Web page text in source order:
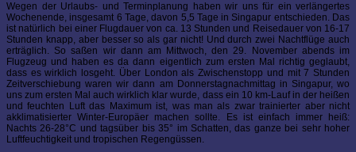
Wegen der Urlaubs- und Terminplanung haben wir uns für ein verlängertes
Wochenende, insgesamt 6 Tage, davon 5,5 Tage in Singapur entschieden. Das
ist natürlich bei einer Flugdauer von ca. 13 Stunden und Reisedauer von 16-17
Stunden knapp, aber besser so als gar nicht! Und durch zwei Nachtflüge auch
erträglich. So saßen wir dann am Mittwoch, den 29. November abends im
Flugzeug und haben es da dann eigentlich zum ersten Mal richtig geglaubt,
dass es wirklich losgeht. Über London als Zwischenstopp und mit 7 Stunden
Zeitverschiebung waren wir dann am Donnerstagnachmittag in Singapur, wo
uns zum ersten Mal auch wirklich klar wurde, dass ein 10 km-Lauf in der heißen
und feuchten Luft das Maximum ist, was man als zwar trainierter aber nicht
akklimatisierter Winter-Europäer machen sollte. Es ist einfach immer heiß:
Nachts 26-28°C und tagsüber bis 35° im Schatten, das ganze bei sehr hoher
Luftfeuchtigkeit und tropischen Regengüssen.